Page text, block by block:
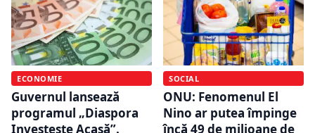
ECONOMIE
Guvernul lansează
programul „Diaspora
Investește Acasă”.
SOCIAL
ONU: Fenomenul El
Nino ar putea împinge
încă 49 de milioane de